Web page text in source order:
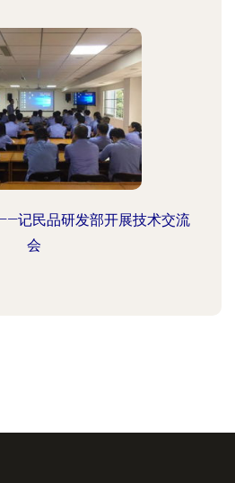
记民品研发部开展技术交流
会